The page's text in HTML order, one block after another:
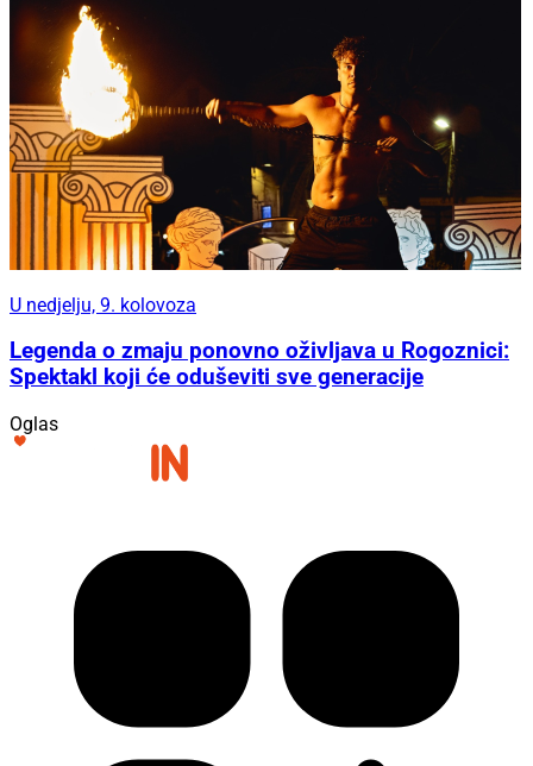
U nedjelju, 9. kolovoza
Legenda o zmaju ponovno oživljava u Rogoznici:
Spektakl koji će oduševiti sve generacije
Oglas